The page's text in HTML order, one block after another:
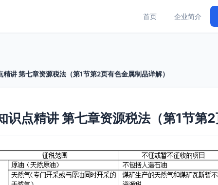
首页 企业简介
讲 第七章资源税法（第1节第2页有色金属制品详解）
点精讲 第七章资源税法（第1节第